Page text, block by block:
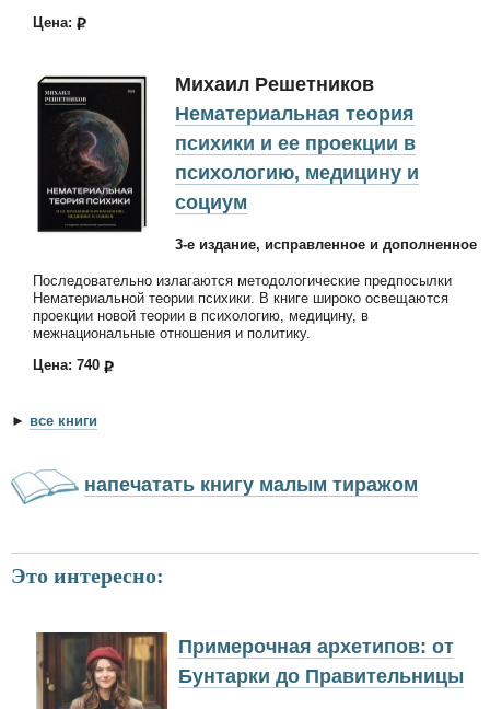
Цена:
Михаил Решетников
Нематериальная теория
психики и ее проекции в
психологию, медицину и
социум
3-е издание, исправленное и дополненное
Последовательно излагаются методологические предпосылки
Нематериальной теории психики. В книге широко освещаются
проекции новой теории в психологию, медицину, в
межнациональные отношения и политику.
Цена: 740
► все книги
напечатать книгу малым тиражом
Это интересно:
Примерочная архетипов: от
Бунтарки до Правительницы